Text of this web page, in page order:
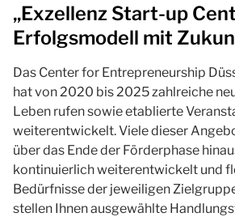
„Exzellenz Start-up
Erfolgsmodell mit
Das Center for Entrepreneurship
hat von 2020 bis 2025 zahlreiche
Leben rufen sowie etablierte
weiterentwickelt. Viele dieser
über das Ende der Förderphase
kontinuierlich weiterentwickelt und
Bedürfnisse der jeweiligen
stellen Ihnen ausgewählte